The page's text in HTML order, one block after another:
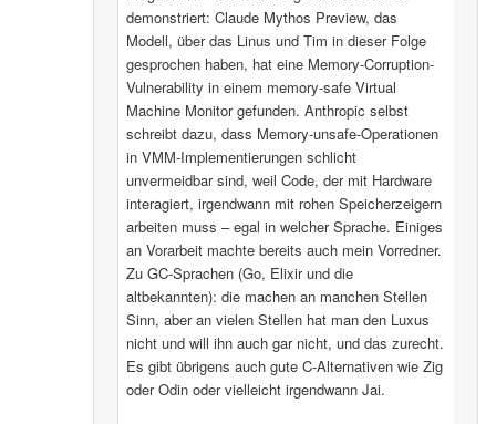
demonstriert: Claude Mythos Preview, das
Modell, über das Linus und Tim in dieser Folge
gesprochen haben, hat eine Memory-Corruption-
Vulnerability in einem memory-safe Virtual
Machine Monitor gefunden. Anthropic selbst
schreibt dazu, dass Memory-unsafe-Operationen
in VMM-Implementierungen schlicht
unvermeidbar sind, weil Code, der mit Hardware
interagiert, irgendwann mit rohen Speicherzeigern
arbeiten muss – egal in welcher Sprache. Einiges
an Vorarbeit machte bereits auch mein Vorredner.
Zu GC-Sprachen (Go, Elixir und die
altbekannten): die machen an manchen Stellen
Sinn, aber an vielen Stellen hat man den Luxus
nicht und will ihn auch gar nicht, und das zurecht.
Es gibt übrigens auch gute C-Alternativen wie Zig
oder Odin oder vielleicht irgendwann Jai.